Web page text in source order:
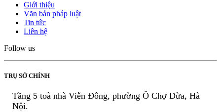
Giới thiệu
Văn bản pháp luật
Tin tức
Liên hệ
Follow us
TRỤ SỞ CHÍNH
Tầng 5 toà nhà Viễn Đông, phường Ô Chợ Dừa, Hà
Nội.